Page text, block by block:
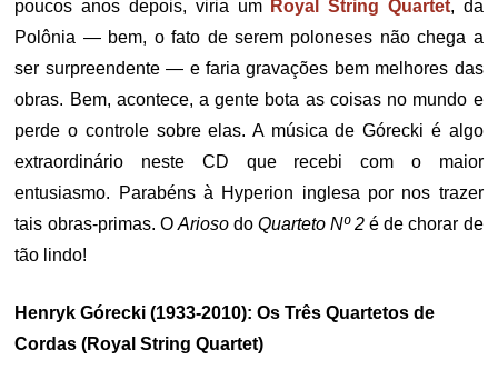
poucos anos depois, viria um Royal String Quartet, da
Polônia — bem, o fato de serem poloneses não chega a
ser surpreendente — e faria gravações bem melhores das
obras. Bem, acontece, a gente bota as coisas no mundo e
perde o controle sobre elas. A música de Górecki é algo
extraordinário neste CD que recebi com o maior
entusiasmo. Parabéns à Hyperion inglesa por nos trazer
tais obras-primas. O Ariosodo Quarteto Nº 2 é de chorar de
tão lindo!
Henryk Górecki (1933-2010): Os Três Quartetos de
Cordas (Royal String Quartet)